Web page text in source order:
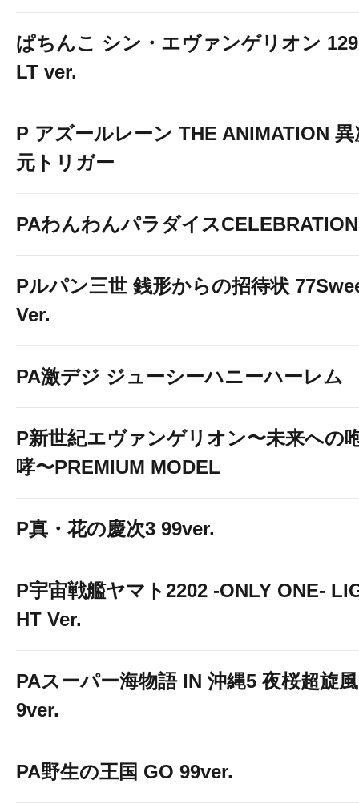
ぱちんこ シン・エヴァンゲリオン 129
LT ver.
P アズールレーン THE ANIMATION 異
元トリガー
PAわんわんパラダイスCELEBRATION
Pルパン三世 銭形からの招待状
Ver.
PA激デジ ジューシーハニーハーレム
P新世紀エヴァンゲリオン〜未来への
哮〜PREMIUM MODEL
P真・花の慶次3 99ver.
P宇宙戦艦ヤマト2202 -ONLY ONE-
HT Ver.
PAスーパー海物語 IN 沖縄5 夜桜超旋
9ver.
PA野生の王国 GO 99ver.